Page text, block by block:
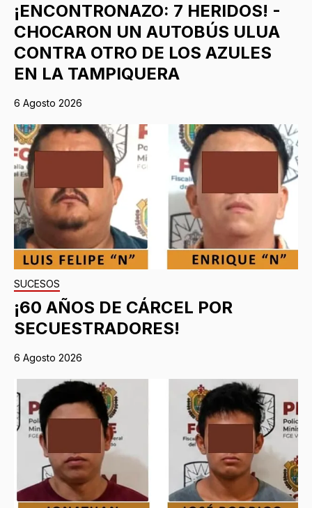
¡ENCONTRONAZO: 7 HERIDOS! -
CHOCARON UN AUTOBÚS ULUA
CONTRA OTRO DE LOS AZULES
EN LA TAMPIQUERA
6 Agosto 2026
SUCESOS
¡60 AÑOS DE CÁRCEL POR
SECUESTRADORES!
6 Agosto 2026